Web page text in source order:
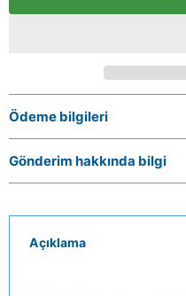
Ödeme bilgileri
Gönderim hakkında bilgi
Açıklama